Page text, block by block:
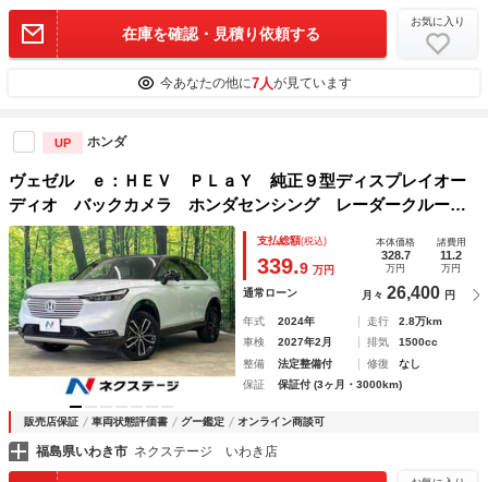
在庫を確認・見積り依頼する
お気に入り
今あなたの他に7人が見ています
UP ホンダ
ヴェゼル ｅ：ＨＥＶ ＰＬａＹ 純正９型ディスプレイオー
ディオ バックカメラ ホンダセンシング レーダークルー
ズ 禁煙車 ２トーンカラー パワーバックドア ハーフレザ
ーシート 前席シートヒーター 前後ドラレコ コーナーセン
サー
支払総額(税込)
339.9 万円
本体価格
328.7
万円
諸費用
11.2
万円
通常ローン 月々 26,400 円
年式 2024年 走行
2.8万km
車検
2027年2月 排気
1500cc
整備
法定整備付 修復
なし
保証
保証付 (3ヶ月・3000km)
販売店保証 車両状態評価書 グー鑑定 オンライン商談可
福島県いわき市 ネクステージ いわき店